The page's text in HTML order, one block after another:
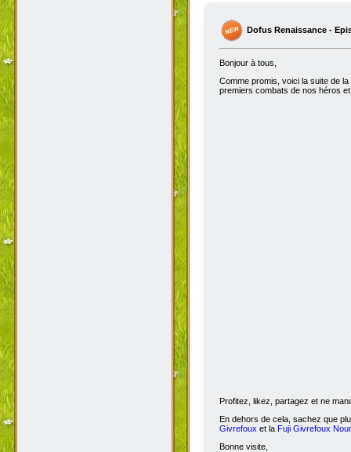
Dofus Renaissance -
Bonjour à tous,
Comme promis, voici la suite de
premiers combats de nos héros
Profitez, likez, partagez et ne
En dehors de cela, sachez que
Givrefoux et la Fuji Givrefoux
Bonne visite,